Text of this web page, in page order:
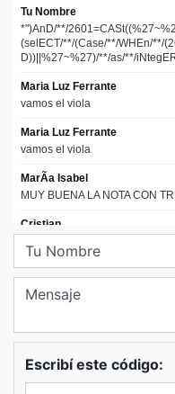
Escribí este código: